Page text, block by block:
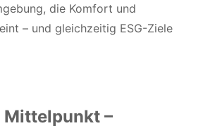
die Komfort und
– und gleichzeitig ESG-Ziele
Mittelpunkt –